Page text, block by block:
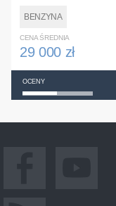
BENZYNA
CENA ŚREDNIA
29 000 zł
OCENY